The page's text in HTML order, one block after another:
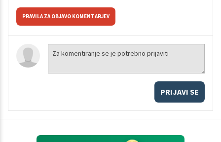
PRAVILA ZA OBJAVO KOMENTARJEV
PRIJAVI SE